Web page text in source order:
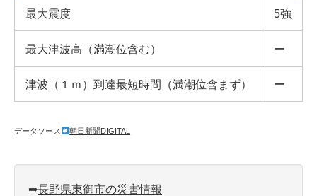
最大震度 5強
最大津波高（満潮位含む） ー
津波（１ｍ）到達最短時間（満潮位含まず） ー
データソース 朝日新聞DIGITAL
➡︎長野県東御市の災害情報